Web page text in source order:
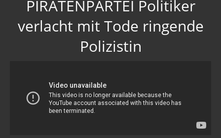
PIRATENPARTEI Politiker
verlacht mit Tode ringende
Polizistin